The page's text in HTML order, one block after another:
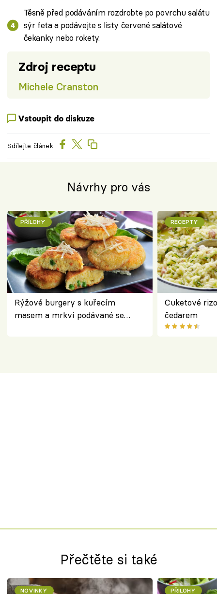
Těsně před podáváním rozdrobte po povrchu salátu
sýr feta a podávejte s listy červené salátové
čekanky nebo rokety.
Zdroj receptu
Michele Cranston
Vstoupit do diskuze
Sdílejte článek
Návrhy pro vás
PŘÍLOHY
Rýžové burgery s kuřecím
masem a mrkví podávané se
RECEPTY
Cuketové
čedarem
Přečtěte si také
NOVINKY PŘÍLOHY